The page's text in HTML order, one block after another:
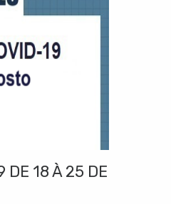
DE 18 À 25 DE